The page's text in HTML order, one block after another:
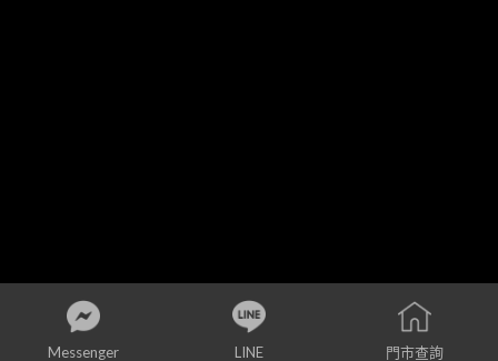
© 2024 Copyright - 睿見智能有限公司
Messenger LINE 門市查詢